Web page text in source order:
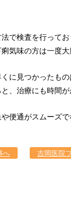
で検査を行ってお
気味の方は一度大
に見つかったも
、治療にも時間
便通がスムーズ
へ 吉岡医院